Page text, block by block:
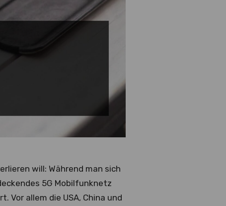
will: Während man sich
5G Mobilfunknetz
Vor allem die USA, China und